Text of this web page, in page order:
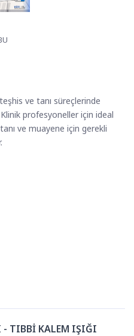
ve tanı süreçlerinde
profesyoneller için ideal
ve muayene için gerekli
- TIBBİ KALEM IŞIĞI